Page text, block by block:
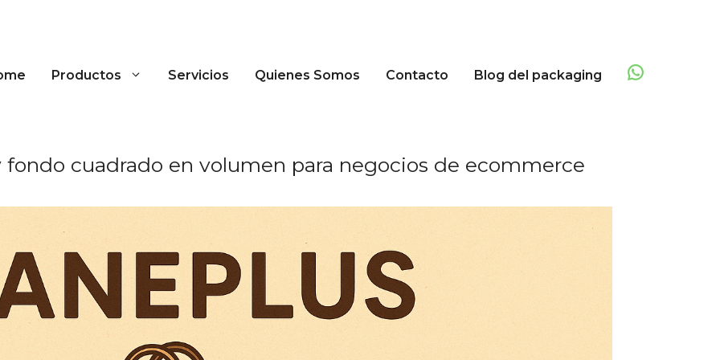
Productos Servicios Quienes Somos Contacto Blog del packaging
fondo cuadrado en volumen para negocios de ecommerce